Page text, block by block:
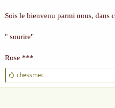
Sois le bienvenu parmi nous, dans
" sourire"
Rose ***
J
'
a
chessmec